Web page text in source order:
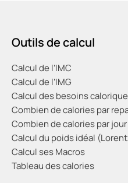
Outils de calcul
Calcul de l’IMC
Calcul de l’IMG
Calcul des besoins
Combien de calories par
Combien de calories par jour
Calcul du poids idéal
Calcul ses Macros
Tableau des calories